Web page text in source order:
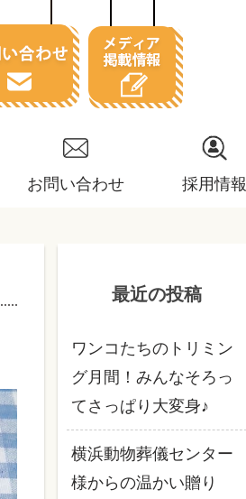
お問い合わせ 採用情報
最近の投稿
ワンコたちのトリミン
グ月間！みんなそろっ
てさっぱり大変身♪
横浜動物葬儀センター
様からの温かい贈り